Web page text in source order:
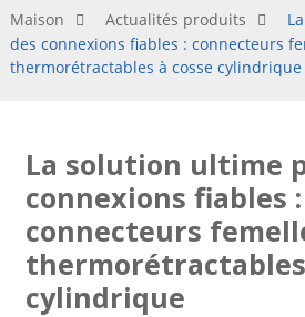
Cristal : +86
Maison Actualités produits
des connexions fiables : connecteurs
thermorétractables à cosse cylindrique
La solution ultime
connexions fiables :
connecteurs
thermorétractables
cylindrique